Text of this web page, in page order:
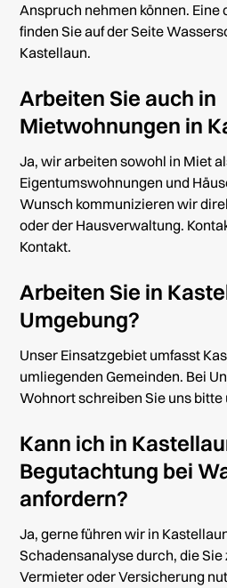
Anspruch nehmen können.
finden Sie auf der Seite
Kastellaun.
Arbeiten Sie auch in
Mietwohnungen in
Ja, wir arbeiten sowohl in Miet
Eigentumswohnungen und
Wunsch kommunizieren wir
oder der Hausverwaltung.
Kontakt.
Arbeiten Sie in
Umgebung?
Unser Einsatzgebiet umfasst
umliegenden Gemeinden. Bei
Wohnort schreiben Sie uns bitte
Kann ich in
Begutachtung bei
anfordern?
Ja, gerne führen wir in
Schadensanalyse durch, die
Vermieter oder Versicherung